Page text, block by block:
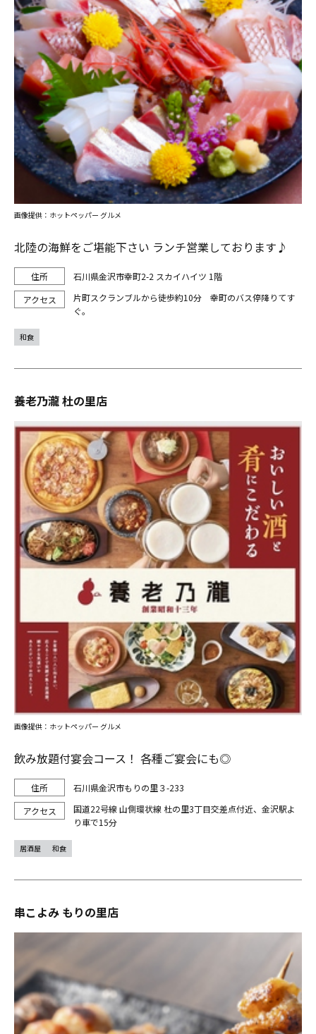
北陸の海鮮をご堪能下さい ランチ営業しております♪
石川県金沢市幸町2-2 スカイハイツ 1階
片町スクランブルから徒歩約10分 幸町のバス停降りてす
ぐ。
画像提供：ホットペッパー グルメ
和食
養老乃瀧 杜の里店
飲み放題付宴会コース！ 各種ご宴会にも◎
石川県金沢市もりの里３-233
国道22号線 山側環状線 杜の里3丁目交差点付近、金沢駅よ
り車で15分
画像提供：ホットペッパー グルメ
居酒屋 和食
串こよみ もりの里店